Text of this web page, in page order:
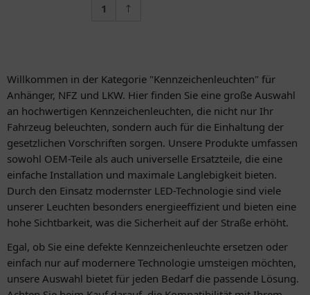
1
Willkommen in der Kategorie "Kennzeichenleuchten" für
Anhänger, NFZ und LKW. Hier finden Sie eine große Auswahl
an hochwertigen Kennzeichenleuchten, die nicht nur Ihr
Fahrzeug beleuchten, sondern auch für die Einhaltung der
gesetzlichen Vorschriften sorgen. Unsere Produkte umfassen
sowohl OEM-Teile als auch universelle Ersatzteile, die eine
einfache Installation und maximale Langlebigkeit bieten.
Durch den Einsatz modernster LED-Technologie sind viele
unserer Leuchten besonders energieeffizient und bieten eine
hohe Sichtbarkeit, was die Sicherheit auf der Straße erhöht.
Egal, ob Sie eine defekte Kennzeichenleuchte ersetzen oder
einfach nur auf modernere Technologie umsteigen möchten,
unsere Auswahl bietet für jeden Bedarf die passende Lösung.